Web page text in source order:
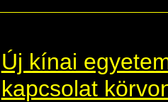
Új kínai
kapcsolat